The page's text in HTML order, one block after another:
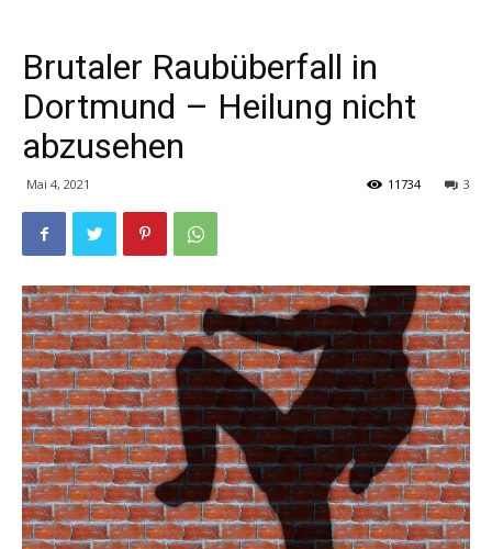
Brutaler Raubüberfall in
Dortmund – Heilung nicht
abzusehen
Mai 4, 2021 3
11734